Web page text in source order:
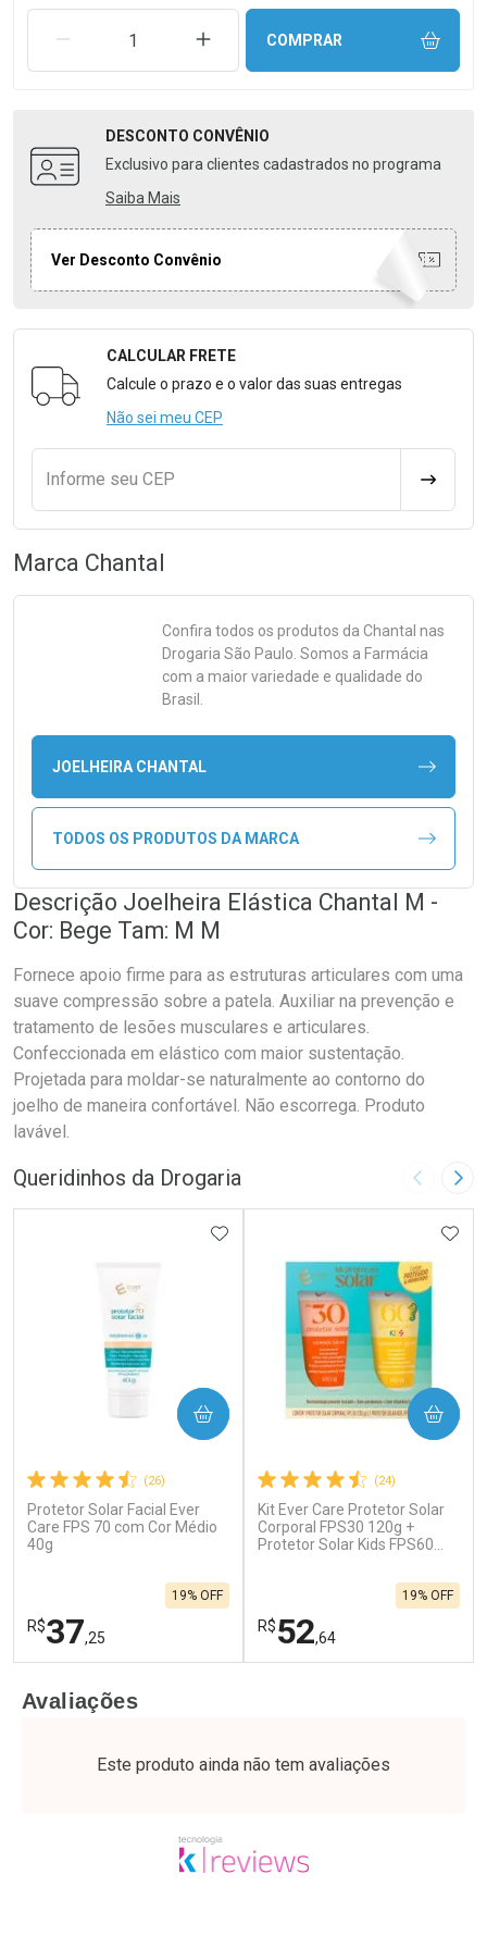
REMOVER UMA UNIDADEAUMENTAR UMA UNIDADE
COMPRAR
DESCONTO CONVÊNIO
Exclusivo para clientes cadastrados no programa
Saiba Mais
Ver Desconto Convênio
Formulário para Calcular o Frete
CALCULAR FRETE
Calcule o prazo e o valor das suas entregas
Não sei meu CEP
Informe seu CEP
Marca Chantal
Confira todos os produtos da Chantal nas
Drogaria São Paulo. Somos a Farmácia
com a maior variedade e qualidade do
Brasil.
JOELHEIRA CHANTAL
TODOS OS PRODUTOS DA MARCA
Descrição Joelheira Elástica Chantal M -
Cor: Bege Tam: M M
Fornece apoio firme para as estruturas articulares com uma
suave compressão sobre a patela. Auxiliar na prevenção e
tratamento de lesões musculares e articulares.
Confeccionada em elástico com maior sustentação.
Projetada para moldar-se naturalmente ao contorno do
joelho de maneira confortável. Não escorrega. Produto
lavável.
Queridinhos da Drogaria Imagem
(26)
Protetor Solar Facial Ever
Care FPS 70 com Cor Médio
40g
R$37,25
19% OFF
ADICIONAR AOS FAVORITOS
COMPRAR
Laboratório
Por Menos
(24)
Kit Ever Care Protetor Solar
Corporal FPS30 120g +
Protetor Solar Kids FPS60
R$52,64
19% OFF
COMPRAR
Laboratório
Por Menos
Avaliações
Este produto ainda não tem avaliações